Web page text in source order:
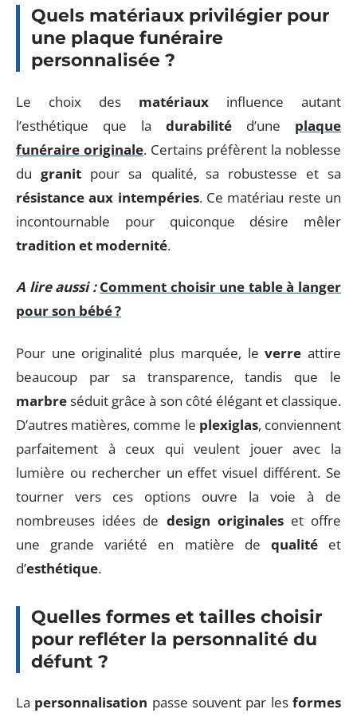
Quels matériaux privilégier pour
une plaque funéraire
personnalisée ?
Le choix des matériaux influence autant
l’esthétique que la durabilité d’une plaque
funéraire originale. Certains préfèrent la noblesse
dugranit pour sa qualité, sa robustesse et sa
résistance aux intempéries. Ce matériau reste un
incontournable pour quiconque désire mêler
tradition et modernité.
A lire aussi : Comment choisir une table à langer
pour son bébé ?
Pour une originalité plus marquée, leverre attire
beaucoup par sa transparence, tandis que le
marbreséduit grâce à son côté élégant et classique.
D’autres matières, comme le plexiglas, conviennent
parfaitement à ceux qui veulent jouer avec la
lumière ou rechercher un effet visuel différent. Se
tourner vers ces options ouvre la voie à de
nombreuses idées de design originaleset offre
une grande variété en matière de qualitéet
d’esthétique.
Quelles formes et tailles choisir
pour refléter la personnalité du
défunt ?
La personnalisation passe souvent par lesformes